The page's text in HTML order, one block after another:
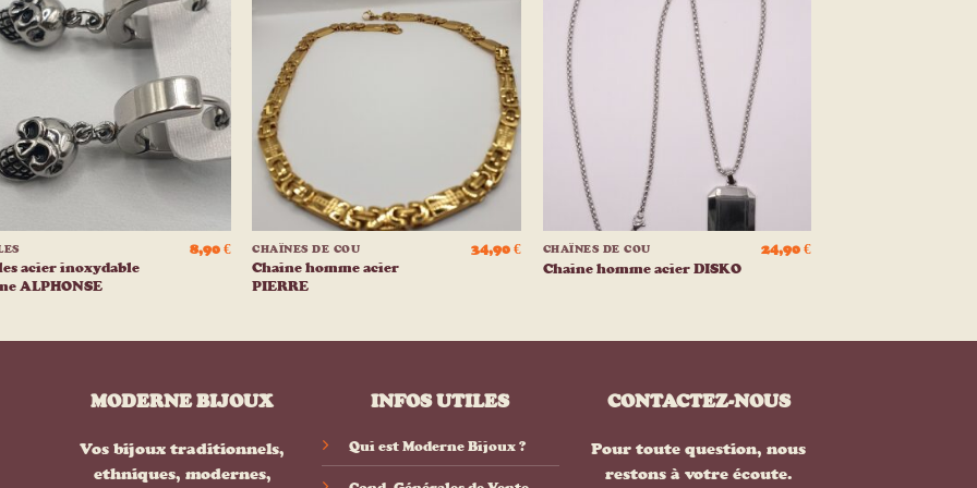
Ajouter
acier inoxydable
ALPHONSE
8,90 €
Ajouter
à la
liste
d’envies
CHAÎNES DE COU
Chaine homme acier
PIERRE
34,90 €
Ajouter
à la
liste
d’envies
CHAÎNES DE COU
Chaine homme acier DISKO
24,90€
MODERNE BIJOUX
Vos bijoux traditionnels,
ethniques, modernes,
INFOS UTILES
Qui est Moderne Bijoux ?
CONTACTEZ-NOUS
Pour toute question, nous
restons à votre écoute.